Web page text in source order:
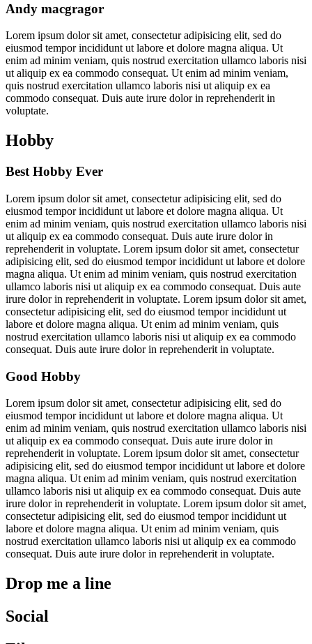
Andy macgragor
Lorem ipsum dolor sit amet, consectetur adipisicing elit, sed do
eiusmod tempor incididunt ut labore et dolore magna aliqua. Ut
enim ad minim veniam, quis nostrud exercitation ullamco laboris nisi
ut aliquip ex ea commodo consequat. Ut enim ad minim veniam,
quis nostrud exercitation ullamco laboris nisi ut aliquip ex ea
commodo consequat. Duis aute irure dolor in reprehenderit in
voluptate.
Hobby
Best Hobby Ever
Lorem ipsum dolor sit amet, consectetur adipisicing elit, sed do
eiusmod tempor incididunt ut labore et dolore magna aliqua. Ut
enim ad minim veniam, quis nostrud exercitation ullamco laboris nisi
ut aliquip ex ea commodo consequat. Duis aute irure dolor in
reprehenderit in voluptate. Lorem ipsum dolor sit amet, consectetur
adipisicing elit, sed do eiusmod tempor incididunt ut labore et dolore
magna aliqua. Ut enim ad minim veniam, quis nostrud exercitation
ullamco laboris nisi ut aliquip ex ea commodo consequat. Duis aute
irure dolor in reprehenderit in voluptate. Lorem ipsum dolor sit amet,
consectetur adipisicing elit, sed do eiusmod tempor incididunt ut
labore et dolore magna aliqua. Ut enim ad minim veniam, quis
nostrud exercitation ullamco laboris nisi ut aliquip ex ea commodo
consequat. Duis aute irure dolor in reprehenderit in voluptate.
Good Hobby
Lorem ipsum dolor sit amet, consectetur adipisicing elit, sed do
eiusmod tempor incididunt ut labore et dolore magna aliqua. Ut
enim ad minim veniam, quis nostrud exercitation ullamco laboris nisi
ut aliquip ex ea commodo consequat. Duis aute irure dolor in
reprehenderit in voluptate. Lorem ipsum dolor sit amet, consectetur
adipisicing elit, sed do eiusmod tempor incididunt ut labore et dolore
magna aliqua. Ut enim ad minim veniam, quis nostrud exercitation
ullamco laboris nisi ut aliquip ex ea commodo consequat. Duis aute
irure dolor in reprehenderit in voluptate. Lorem ipsum dolor sit amet,
consectetur adipisicing elit, sed do eiusmod tempor incididunt ut
labore et dolore magna aliqua. Ut enim ad minim veniam, quis
nostrud exercitation ullamco laboris nisi ut aliquip ex ea commodo
consequat. Duis aute irure dolor in reprehenderit in voluptate.
Drop me a line
Social